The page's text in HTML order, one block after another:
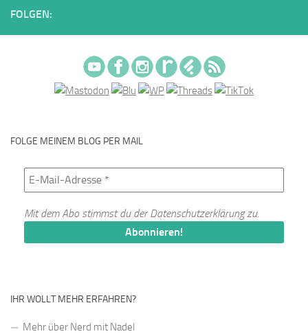
FOLGEN:
FOLGE MEINEM BLOG PER MAIL
Mit dem Abo stimmst du derDatenschutzerklärungzu.
IHR WOLLT MEHR ERFAHREN?
Mehr über Nerd mit Nadel